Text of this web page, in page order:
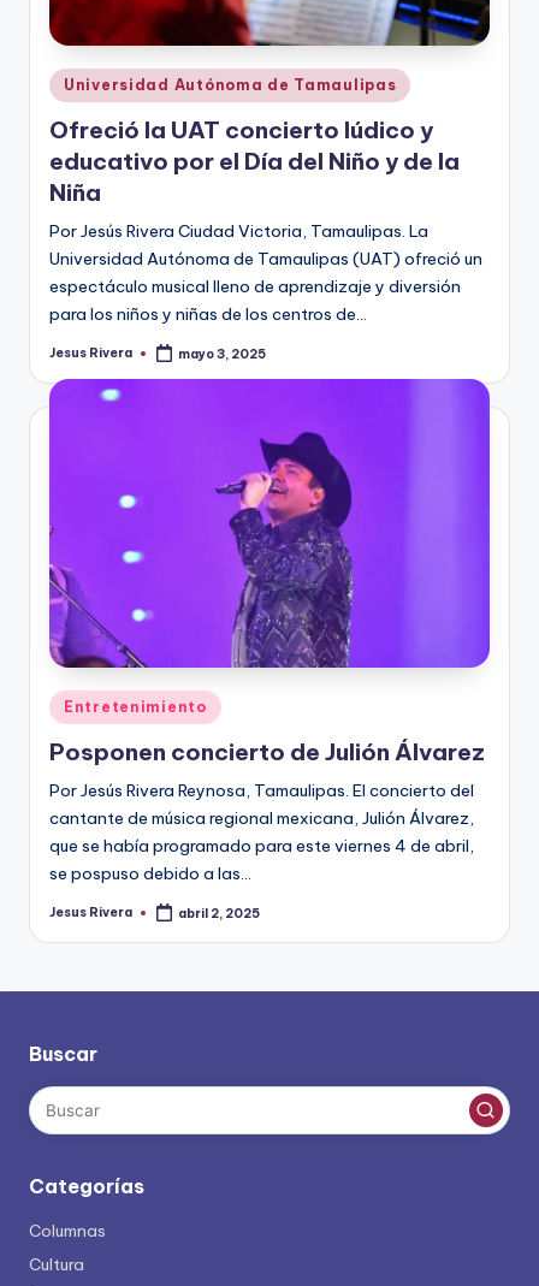
Publicado
en
Universidad Autónoma de Tamaulipas
Ofreció la UAT concierto lúdico y
educativo por el Día del Niño y de la
Niña
Por Jesús Rivera Ciudad Victoria, Tamaulipas. La
Universidad Autónoma de Tamaulipas (UAT) ofreció un
espectáculo musical lleno de aprendizaje y diversión
para los niños y niñas de los centros de…
Publicado
Jesus Rivera mayo 3, 2025
Publicado
en
Entretenimiento
Posponen concierto de Julión Álvarez
Por Jesús Rivera Reynosa, Tamaulipas. El concierto del
cantante de música regional mexicana, Julión Álvarez,
que se había programado para este viernes 4 de abril,
se pospuso debido a las…
Publicado
Jesus Rivera abril 2, 2025
Buscar
Categorías
Columnas
Cultura